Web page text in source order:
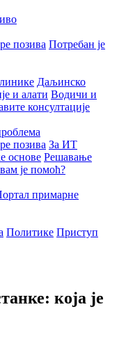
позива Потребан је
Даљинско
и алати Водичи и
консултације
позива За ИТ
основе Решавање
је помоћ?
примарне
Политике Приступ
која је